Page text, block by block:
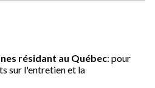
résidant au Québec: pour
sur l'entretien et la